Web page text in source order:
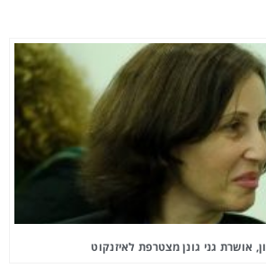
אושרת גני גונן מצטרפת לאיזנקוט